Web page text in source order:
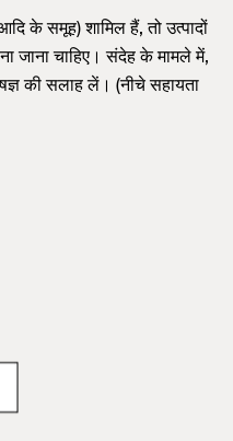
के समूह) शामिल हैं, तो उत्पादों
जाना चाहिए। संदेह के मामले में,
की सलाह लें। (नीचे सहायता